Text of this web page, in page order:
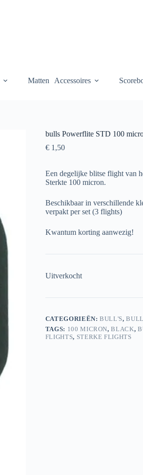
Matten Accessoires
bulls Powerflite STD 100
€1,50
Een degelijke blitse flight van
Sterkte 100 micron.
Beschikbaar in verschillende
verpakt per set (3 flights)
Kwantum korting aanwezig!
Uitverkocht
CATEGORIEËN:BULL'S,
TAGS: 100 MICRON,BLACK,
FLIGHTS, STERKE FLIGHTS